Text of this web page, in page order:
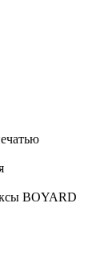
BOYARD